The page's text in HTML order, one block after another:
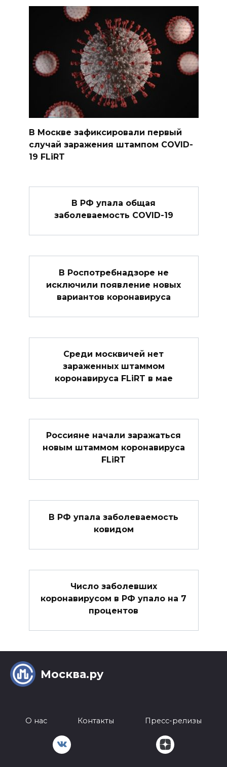
В Москве зафиксировали первый
случай заражения штампом COVID-
19 FLiRT
В РФ упала общая
заболеваемость COVID-19
В Роспотребнадзоре не
исключили появление новых
вариантов коронавируса
Среди москвичей нет
зараженных штаммом
коронавируса FLiRT в мае
Россияне начали заражаться
новым штаммом коронавируса
FLiRT
В РФ упала заболеваемость
ковидом
Число заболевших
коронавирусом в РФ упало на 7
процентов
Москва.ру
О нас Контакты Пресс-релизы